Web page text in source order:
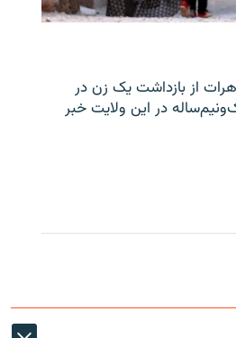
هرات از بازداشت یک زن در
در این ولایت خبر